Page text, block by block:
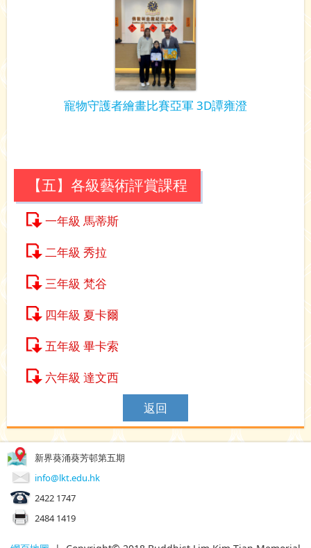
寵物守護者繪畫比賽亞軍 3D譚雍澄
【五】各級藝術評賞課程
一年級 馬蒂斯
二年級 秀拉
三年級 梵谷
四年級 夏卡爾
五年級 畢卡索
六年級 達文西
返回
新界葵涌葵芳邨第五期
info@lkt.edu.hk
2422 1747
2484 1419